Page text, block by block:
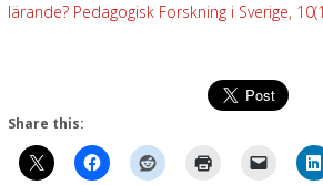
lärande? Pedagogisk Forskning i Sverige,
Share this: